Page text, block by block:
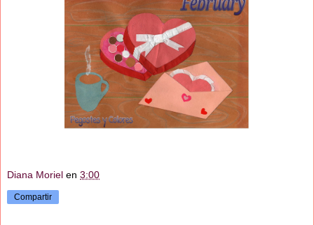
Diana Moriel en 3:00
Compartir